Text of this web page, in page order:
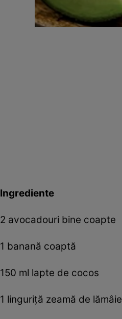
Ingrediente
2 avocadouri bine coapte
1 banană coaptă
150 ml lapte de cocos
1 linguriță zeamă de lămâie